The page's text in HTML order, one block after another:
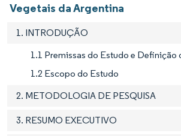
Vegetais da Argentina
1. INTRODUÇÃO
1.1 Premissas do Estudo e Definição
1.2 Escopo do Estudo
2. METODOLOGIA DE PESQUISA
3. RESUMO EXECUTIVO